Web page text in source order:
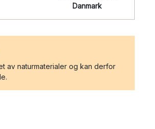
Danmark
av naturmaterialer og kan derfor